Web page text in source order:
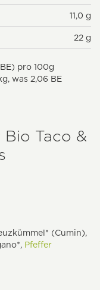
11,0 g
22 g
pro 100g
was 2,06 BE
Taco &
(Cumin),
Pfeffer